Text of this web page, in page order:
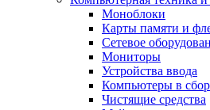
Моноблоки
Карты памяти и
Сетевое
Мониторы
Устройства ввода
Компьютеры в
Чистящие средства